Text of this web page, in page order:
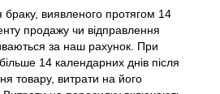
виявленого протягом 14
продажу чи відправлення
за наш рахунок. При
14 календарних днів після
товару, витрати на його